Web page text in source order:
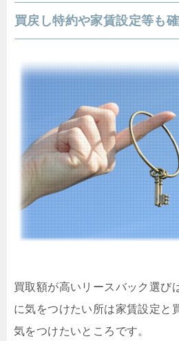
買戻し特約や家賃設定等も
買取額が高いリースバック選び
に気をつけたい所は家賃設定と
気をつけたいところです。